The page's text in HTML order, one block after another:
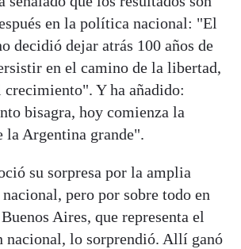
en la política nacional: "El
decidió dejar atrás 100 años de
en el camino de la libertad,
crecimiento". Y ha añadido:
bisagra, hoy comienza la
la Argentina grande".
su sorpresa por la amplia
pero por sobre todo en
Aires, que representa el
nacional, lo sorprendió. Allí ganó